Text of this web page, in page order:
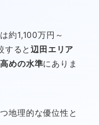
約1,100万円～
すると辺田エリア
めの水準にありま
地理的な優位性と